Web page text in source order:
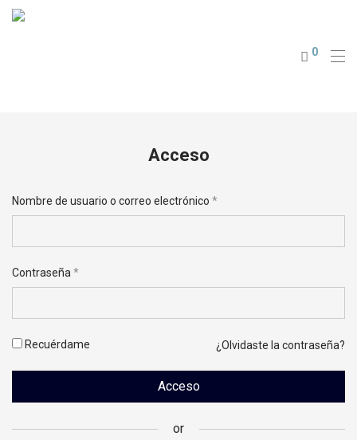
0
Acceso
Nombre de usuario o correo electrónico *
Contraseña *
Recuérdame ¿Olvidaste la contraseña?
Acceso
or
Dirección de correo electrónico*
Your personal data will be used to support your experience
for other purposes described in ourpolítica de privacidad
Registrarse